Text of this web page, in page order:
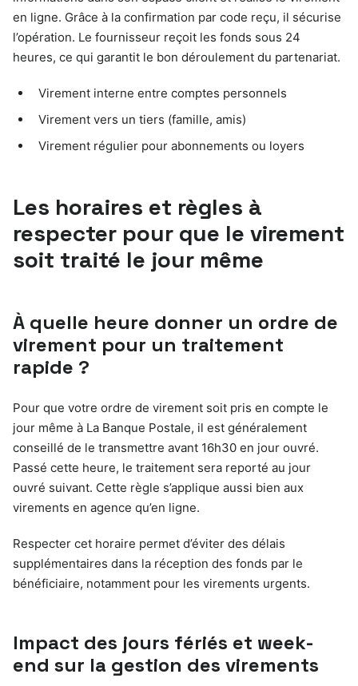
en ligne. Grâce à la confirmation par code reçu, il sécurise
l’opération. Le fournisseur reçoit les fonds sous 24
heures, ce qui garantit le bon déroulement du partenariat.
Virement interne entre comptes personnels
Virement vers un tiers (famille, amis)
Virement régulier pour abonnements ou loyers
Les horaires et règles à
respecter pour que le virement
soit traité le jour même
À quelle heure donner un ordre de
virement pour un traitement
rapide ?
Pour que votre ordre de virement soit pris en compte le
jour même à La Banque Postale, il est généralement
conseillé de le transmettre avant 16h30 en jour ouvré.
Passé cette heure, le traitement sera reporté au jour
ouvré suivant. Cette règle s’applique aussi bien aux
virements en agence qu’en ligne.
Respecter cet horaire permet d’éviter des délais
supplémentaires dans la réception des fonds par le
bénéficiaire, notamment pour les virements urgents.
Impact des jours fériés et week-
end sur la gestion des virements